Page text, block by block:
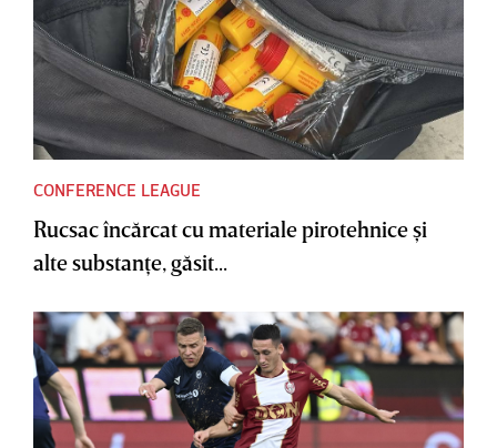
CONFERENCE LEAGUE
Rucsac încărcat cu materiale pirotehnice şi
alte substanţe, găsit...